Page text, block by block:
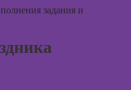
задания и